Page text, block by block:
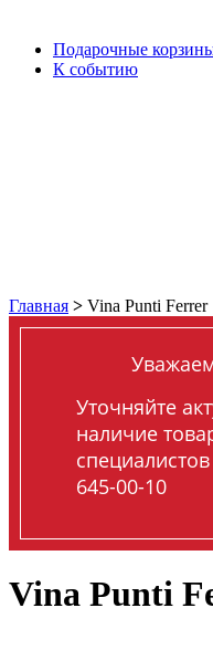
Подарочные
К событию
Главная > Vina Punti Ferrer
Уточняйте
наличие
645-00-10
Vina Punti